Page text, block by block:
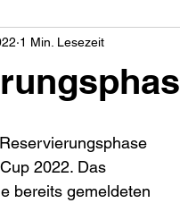
1 Min. Lesezeit
2022. Das
bereits gemeldeten